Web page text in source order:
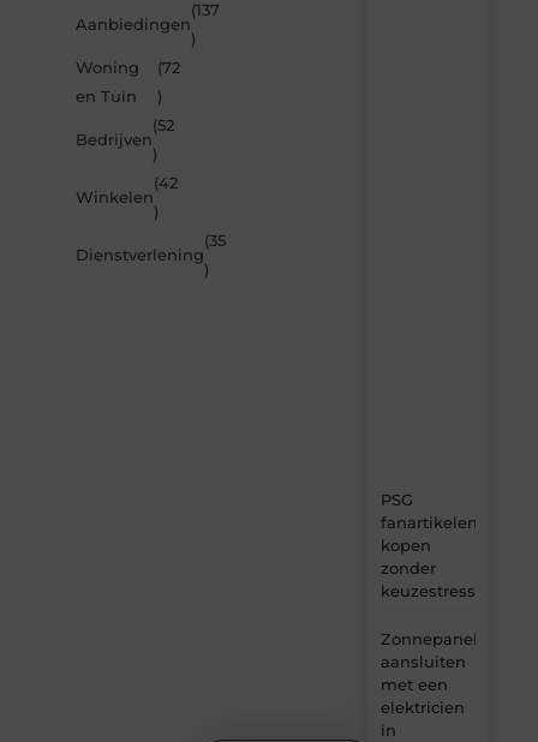
Aanbiedingen
(137
)
Woning
en Tuin
(72
)
Bedrijven
(52
)
Winkelen
(42
)
Dienstverlening
(35
)
PSG
fanartikelen
kopen
zonder
keuzestress
Zonnepanelen
aansluiten
met een
elektricien
in